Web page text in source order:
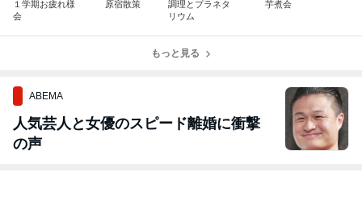
１学期お疲れ様
会
原宿散策
調理とプラネタ
リウム
芋煮会
もっと見る
ABEMA
人気芸人と女優のスピード離婚に衝撃
の声